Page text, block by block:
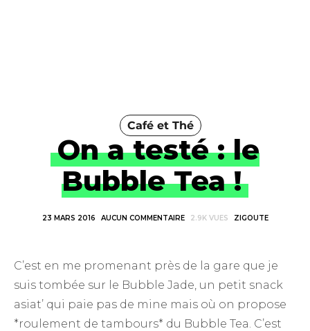
Café et Thé
On a testé : le
Bubble Tea !
23 MARS 2016 AUCUN COMMENTAIRE 2.9K VUES ZIGOUTE
C’est en me promenant près de la gare que je
suis tombée sur le Bubble Jade, un petit snack
asiat’ qui paie pas de mine mais où on propose
*roulement de tambours* du Bubble Tea. C’est